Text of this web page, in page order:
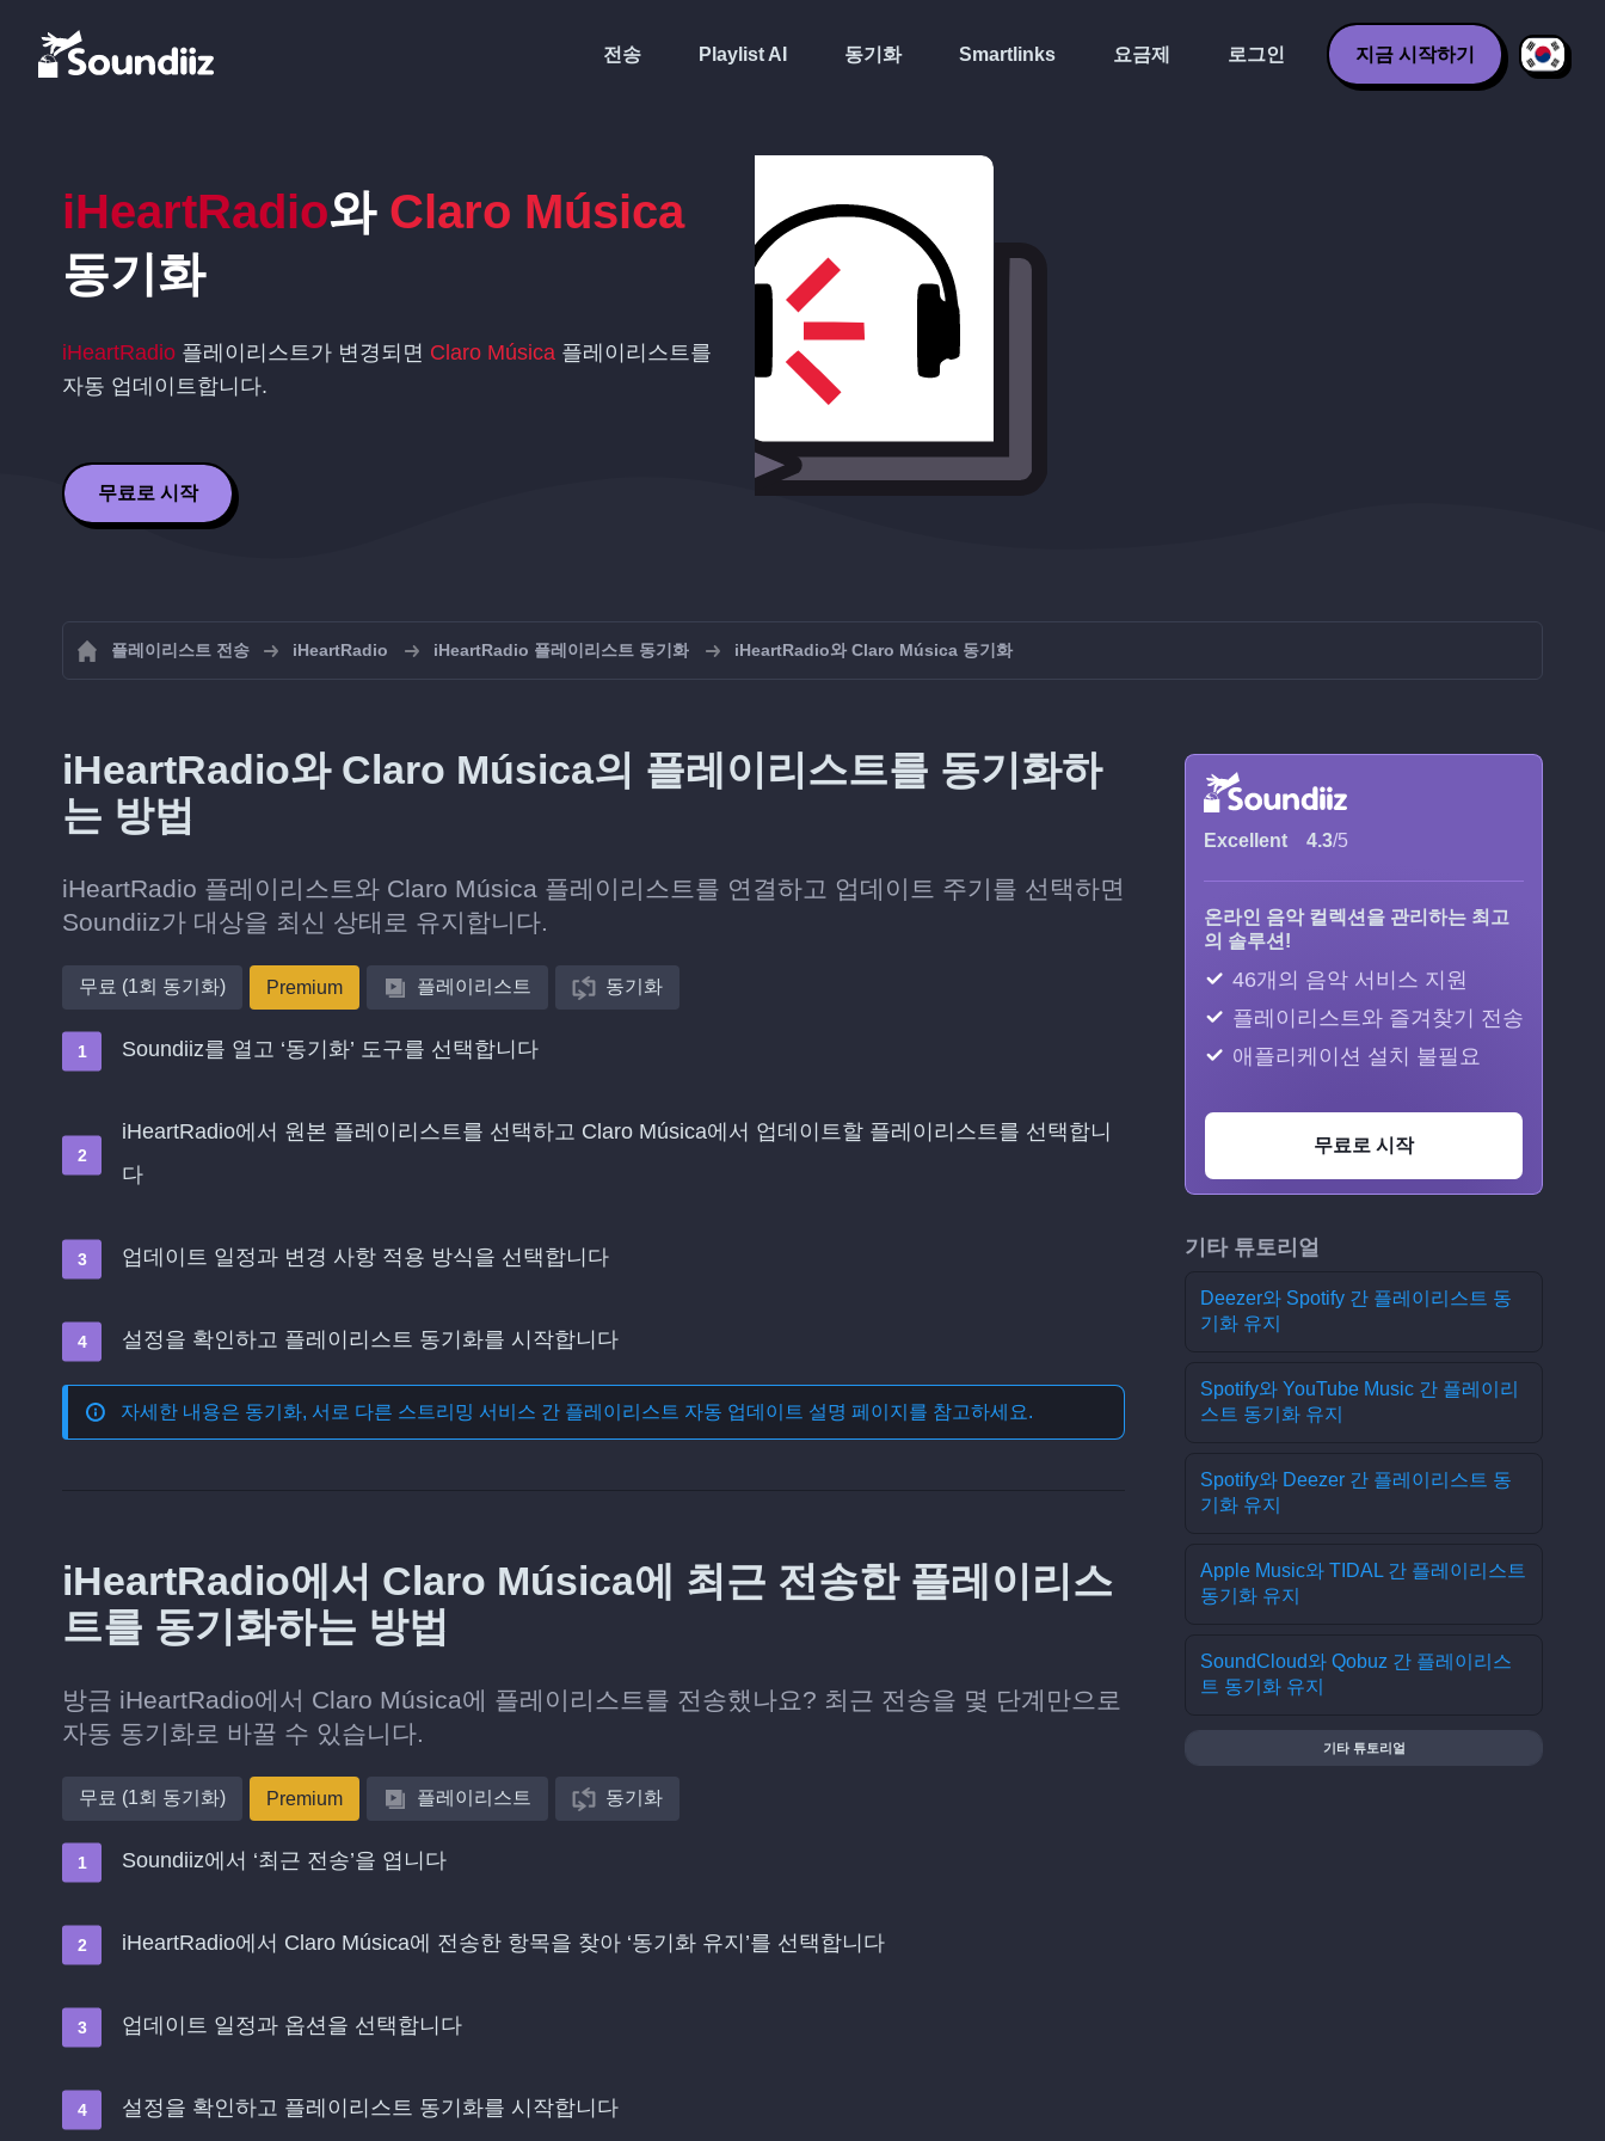
전송 Playlist AI 동기화 Smartlinks 요금제 로그인 지금 시작하기
iHeartRadio와 Claro Música
동기화
iHeartRadio 플레이리스트가 변경되면 Claro Música 플레이리스트를
자동 업데이트합니다.
무료로 시작
플레이리스트 전송 iHeartRadio iHeartRadio 플레이리스트 동기화 iHeartRadio와 Claro Música 동기화
iHeartRadio와 Claro Música의 플레이리스트를 동기화하
는 방법
iHeartRadio 플레이리스트와 Claro Música 플레이리스트를 연결하고 업데이트 주기를 선택하면
Soundiiz가 대상을 최신 상태로 유지합니다.
무료 (1회 동기화) Premium 플레이리스트 동기화
Soundiiz를 열고 ‘동기화’ 도구를 선택합니다
iHeartRadio에서 원본 플레이리스트를 선택하고 Claro Música에서 업데이트할 플레이리스트를 선택합니
다
업데이트 일정과 변경 사항 적용 방식을 선택합니다
설정을 확인하고 플레이리스트 동기화를 시작합니다
자세한 내용은 동기화, 서로 다른 스트리밍 서비스 간 플레이리스트 자동 업데이트 설명 페이지를 참고하세요.
iHeartRadio에서 Claro Música에 최근 전송한 플레이리스
트를 동기화하는 방법
방금 iHeartRadio에서 Claro Música에 플레이리스트를 전송했나요? 최근 전송을 몇 단계만으로
자동 동기화로 바꿀 수 있습니다.
무료 (1회 동기화) Premium 플레이리스트 동기화
Soundiiz에서 ‘최근 전송’을 엽니다
iHeartRadio에서 Claro Música에 전송한 항목을 찾아 ‘동기화 유지’를 선택합니다
업데이트 일정과 옵션을 선택합니다
설정을 확인하고 플레이리스트 동기화를 시작합니다
Excellent 4.3/5
온라인 음악 컬렉션을 관리하는 최고
의 솔루션!
46개의 음악 서비스 지원
플레이리스트와 즐겨찾기 전송
애플리케이션 설치 불필요
무료로 시작
기타 튜토리얼
Deezer와 Spotify 간 플레이리스트 동
기화 유지
Spotify와 YouTube Music 간 플레이리
스트 동기화 유지
Spotify와 Deezer 간 플레이리스트 동
기화 유지
Apple Music와 TIDAL 간 플레이리스트
동기화 유지
SoundCloud와 Qobuz 간 플레이리스
트 동기화 유지
기타 튜토리얼